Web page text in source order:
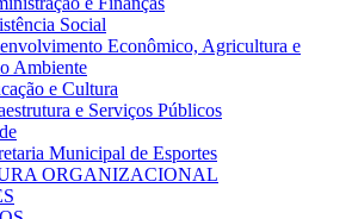
Social
Econômico, Agricultura e
Ambiente
e Cultura
e Serviços Públicos
Municipal de Esportes
ORGANIZACIONAL